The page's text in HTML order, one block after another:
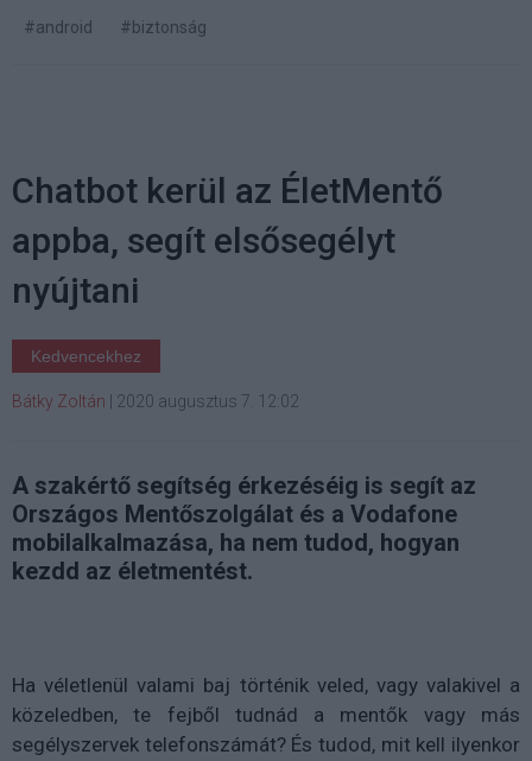
#android #biztonság
Chatbot kerül az ÉletMentő
appba, segít elsősegélyt
nyújtani
Kedvencekhez
Bátky Zoltán 2020 augusztus 7. 12:02
A szakértő segítség érkezéséig is segít az
Országos Mentőszolgálat és a Vodafone
mobilalkalmazása, ha nem tudod, hogyan
kezdd az életmentést.
Ha véletlenül valami baj történik veled, vagy valakivel a
közeledben, te fejből tudnád a mentők vagy más
segélyszervek telefonszámát? És tudod, mit kell ilyenkor